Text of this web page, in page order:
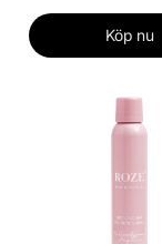
Köp nu